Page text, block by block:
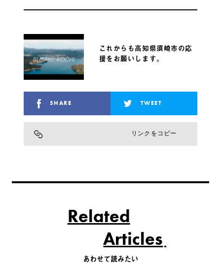
これからも高知県須崎市の応
援をお願いします。
SHARE TWEET
リンクをコピー
Related
Articles
あわせて読みたい